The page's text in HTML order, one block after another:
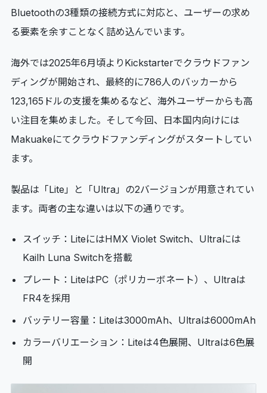
Bluetoothの3種類の接続方式に対応と、ユーザーの求め
る要素を余すことなく詰め込んでいます。
海外では2025年6月頃よりKickstarterでクラウドファン
ディングが開始され、最終的に786人のバッカーから
123,165ドルの支援を集めるなど、海外ユーザーからも高
い注目を集めました。そして今回、日本国内向けには
Makuakeにてクラウドファンディングがスタートしてい
ます。
製品は「Lite」と「Ultra」の2バージョンが用意されてい
ます。両者の主な違いは以下の通りです。
スイッチ：LiteにはHMX Violet Switch、Ultraには
Kailh Luna Switchを搭載
プレート：LiteはPC（ポリカーボネート）、Ultraは
FR4を採用
バッテリー容量：Liteは3000mAh、Ultraは6000mAh
カラーバリエーション：Liteは4色展開、Ultraは6色展
開